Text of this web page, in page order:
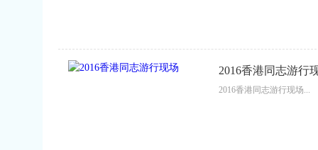
2016香港同志游行
2016香港同志游行现场...